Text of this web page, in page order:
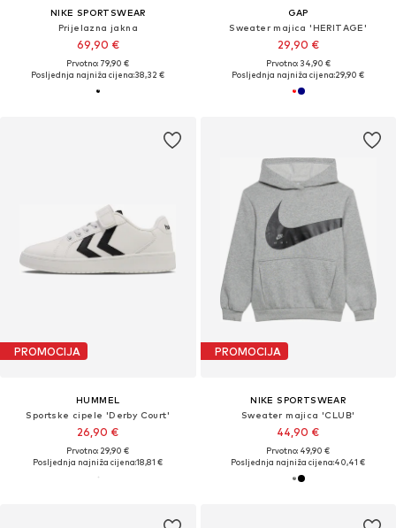
NIKE SPORTSWEAR
Prijelazna jakna
69,90 €
Prvotno: 79,90 €
Posljednja najniža cijena:38,32 €
GAP
Sweater majica 'HERITAGE'
29,90 €
Prvotno: 34,90 €
Posljednja najniža cijena:29,90 €
PROMOCIJA
HUMMEL
Sportske cipele 'Derby Court'
26,90 €
Prvotno: 29,90 €
Posljednja najniža cijena:18,81 €
PROMOCIJA
NIKE SPORTSWEAR
Sweater majica 'CLUB'
44,90 €
Prvotno: 49,90 €
Posljednja najniža cijena:40,41 €